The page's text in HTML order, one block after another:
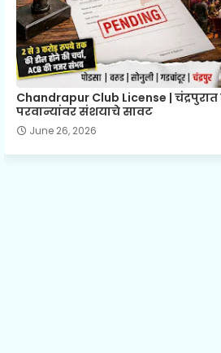
Chandrapur Club License |
परवान्यांवर संशयाचे सावट
June 26, 2026